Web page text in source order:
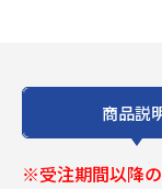
商品説
※受注期間以降